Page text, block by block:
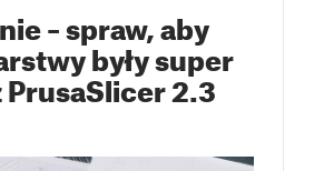
– spraw, aby
były super
PrusaSlicer 2.3